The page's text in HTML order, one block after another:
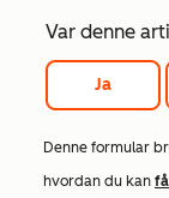
Var denne
Ja
Denne formular
hvordan du kan